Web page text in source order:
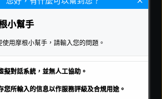
介人建議這
件。
戶)
時
小幫手
使用摩根小幫手，請輸入您的問題。
擬對話系統，並無人工協助。
您所輸入的信息以作服務評級及合規用途。